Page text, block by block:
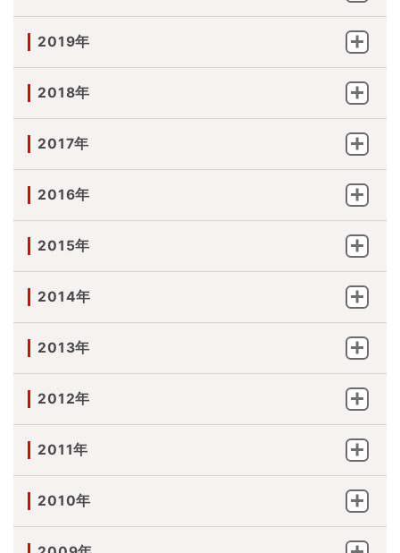
2019年
2018年
2017年
2016年
2015年
2014年
2013年
2012年
2011年
2010年